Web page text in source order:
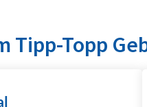
Tipp-Topp